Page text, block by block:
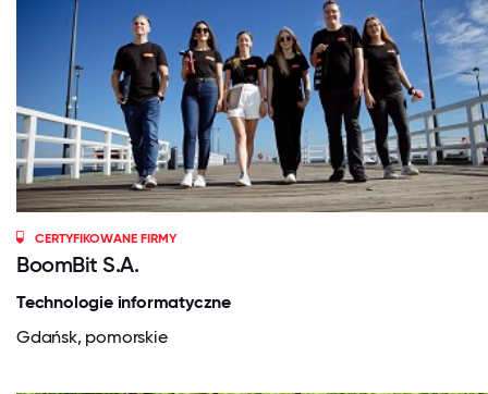
CERTYFIKOWANE FIRMY
BoomBit S.A.
Technologie informatyczne
Gdańsk, pomorskie